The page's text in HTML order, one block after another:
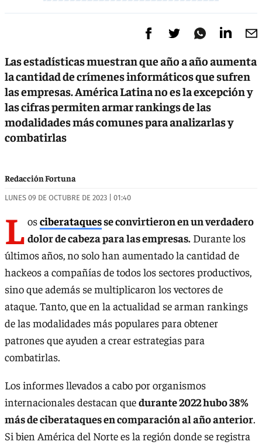
Las estadísticas muestran que año a año aumenta
la cantidad de crímenes informáticos que sufren
las empresas. América Latina no es la excepción y
las cifras permiten armar rankings de las
modalidades más comunes para analizarlas y
combatirlas
Redacción Fortuna
LUNES 09 DE OCTUBRE DE 2023 | 01:40
L osciberataquesse convirtieron en un verdadero
dolor de cabeza para las empresas. Durante los
últimos años, no solo han aumentado la cantidad de
hackeos a compañías de todos los sectores productivos,
sino que además se multiplicaron los vectores de
ataque. Tanto, que en la actualidad se arman rankings
de las modalidades más populares para obtener
patrones que ayuden a crear estrategias para
combatirlas.
Los informes llevados a cabo por organismos
internacionales destacan quedurante 2022 hubo 38%
más de ciberataques en comparación al año anterior.
Si bien América del Norte es la región donde se registra